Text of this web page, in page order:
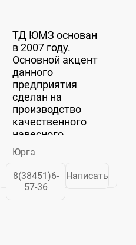
ТД ЮМЗ основан
в 2007 году.
Основной акцент
данного
предприятия
сделан на
производство
качественного
навесного
оборудования
для погрузчиков
МТЗ, ЮМЗ. А еще
здесь развито
Юрга
8(38451)6-
57-36
Написать